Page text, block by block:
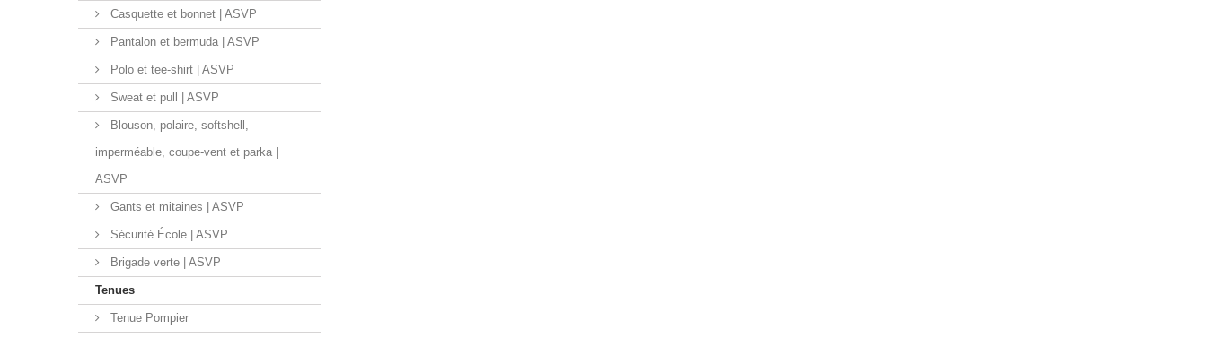
Casquette et bonnet | ASVP
Pantalon et bermuda | ASVP
Polo et tee-shirt | ASVP
Sweat et pull | ASVP
Blouson, polaire, softshell,
imperméable, coupe-vent et parka |
ASVP
Gants et mitaines | ASVP
Sécurité École | ASVP
Brigade verte | ASVP
Tenues
Tenue Pompier